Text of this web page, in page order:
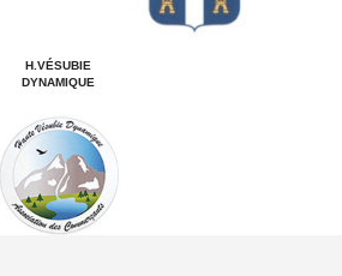
H.VÉSUBIE
DYNAMIQUE